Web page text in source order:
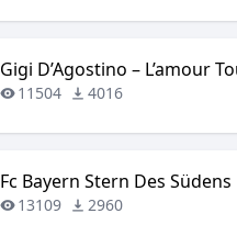
Gigi D’Agostino – L’amour
11504 4016
Fc Bayern Stern Des Südens
13109 2960